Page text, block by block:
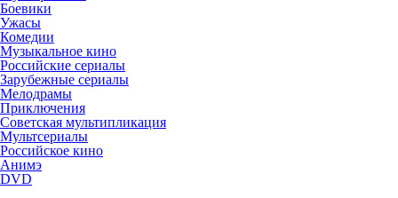
Боевики
Ужасы
Комедии
Музыкальное кино
Российские сериалы
Зарубежные сериалы
Мелодрамы
Приключения
Советская мультипликация
Мультсериалы
Российское кино
Анимэ
DVD